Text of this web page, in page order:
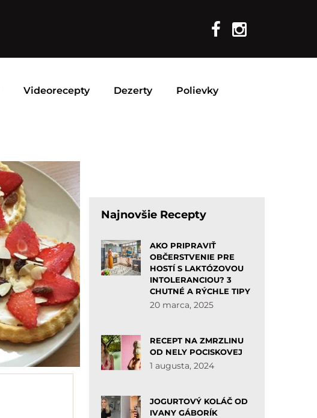
Videorecepty Dezerty Polievky
Najnovšie Recepty
AKO PRIPRAVIŤ
OBČERSTVENIE PRE
HOSTÍ S LAKTÓZOVOU
INTOLERANCIOU? 3
CHUTNÉ A RÝCHLE TIPY
20 marca, 2025
RECEPT NA ZMRZLINU
OD NELY POCISKOVEJ
1 augusta, 2024
JOGURTOVÝ KOLÁČ OD
IVANY GÁBORÍK